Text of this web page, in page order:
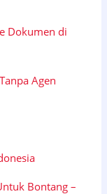
Dokumen di
Agen
Bontang –